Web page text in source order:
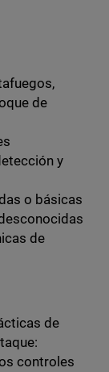
de
y
o básicas
de
de
controles